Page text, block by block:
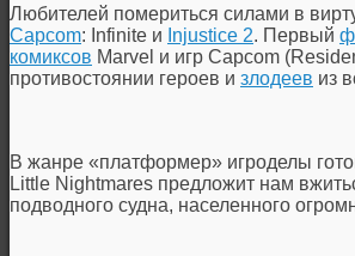
Любителей помериться силами в
Capcom: Infinite и Injustice 2. Первый
комиксов Marvel и игр Capcom
противостоянии героев и злодеев из
В жанре «платформер» игроделы
Little Nightmares предложит нам
подводного судна, населенного